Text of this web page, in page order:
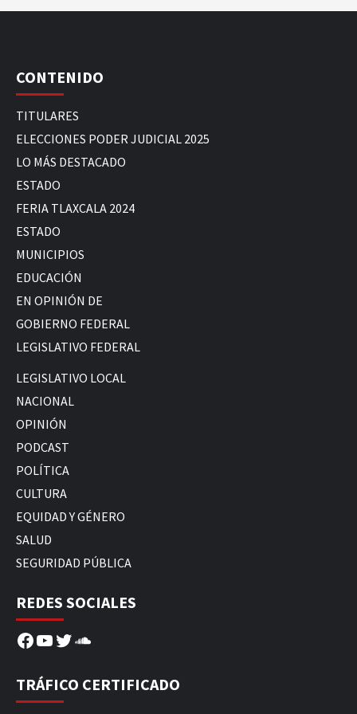
CONTENIDO
TITULARES
ELECCIONES PODER JUDICIAL 2025
LO MÁS DESTACADO
ESTADO
FERIA TLAXCALA 2024
ESTADO
MUNICIPIOS
EDUCACIÓN
EN OPINIÓN DE
GOBIERNO FEDERAL
LEGISLATIVO FEDERAL
LEGISLATIVO LOCAL
NACIONAL
OPINIÓN
PODCAST
POLÍTICA
CULTURA
EQUIDAD Y GÉNERO
SALUD
SEGURIDAD PÚBLICA
REDES SOCIALES
Facebook
YouTube
Twitter
SoundCloud
TRÁFICO CERTIFICADO